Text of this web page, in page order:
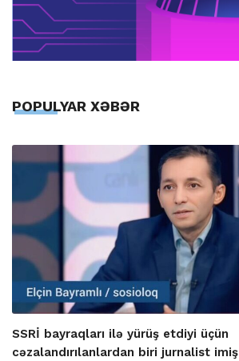
POPULYAR XƏBƏR
SSRİ bayraqları ilə yürüş etdiyi üçün
cəzalandırılanlardan biri jurnalist imiş